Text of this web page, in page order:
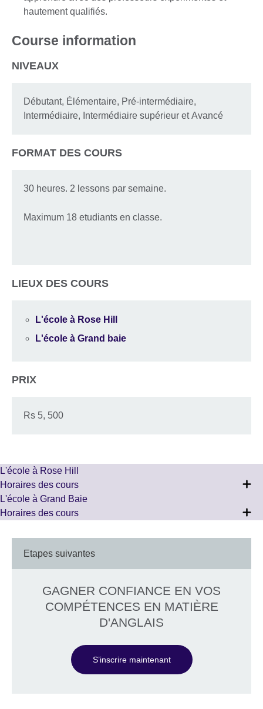
hautement qualifiés.
Course information
NIVEAUX
Débutant, Élémentaire, Pré-intermédiaire,
Intermédiaire, Intermédiaire supérieur et Avancé
FORMAT DES COURS
30 heures. 2 lessons par semaine.
Maximum 18 etudiants en classe.
LIEUX DES COURS
L'école à Rose Hill
L'école à Grand baie
PRIX
Rs 5, 500
L'école à Rose Hill
Horaires des cours
L'école à Grand Baie
Horaires des cours
Etapes suivantes
GAGNER CONFIANCE EN VOS
COMPÉTENCES EN MATIÈRE
D'ANGLAIS
S’inscrire maintenant